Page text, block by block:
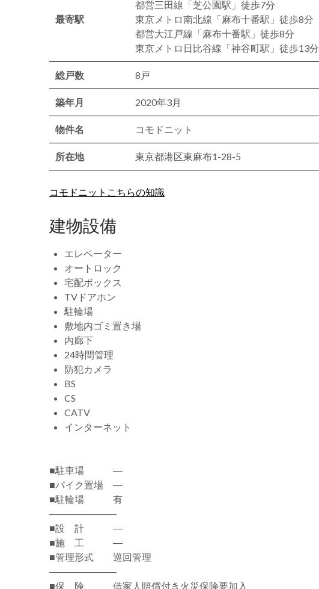
最寄駅
都営三田線「芝公園駅」徒歩7分
東京メトロ南北線「麻布十番駅」徒歩8分
都営大江戸線「麻布十番駅」徒歩8分
東京メトロ日比谷線「神谷町駅」徒歩13分
総戸数 8戸
築年月 2020年3月
物件名 コモドニット
所在地 東京都港区東麻布1-28-5
コモドニットこちらの知識
建物設備
エレベーター
オートロック
宅配ボックス
TVドアホン
駐輪場
敷地内ゴミ置き場
内廊下
24時間管理
防犯カメラ
BS
CS
CATV
インターネット
■駐車場 ―
■バイク置場 ―
■駐輪場 有
―――――――
■設 計 ―
■施 工 ―
■管理形式 巡回管理
―――――――
■保 険 借家人賠償付き火災保険要加入